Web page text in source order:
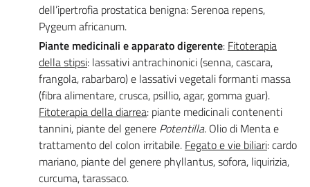
dell’ipertrofia prostatica benigna: Serenoa repens,
Pygeum africanum.
Piante medicinali e apparato digerente: Fitoterapia
della stipsi: lassativi antrachinonici (senna, cascara,
frangola, rabarbaro) e lassativi vegetali formanti massa
(fibra alimentare, crusca, psillio, agar, gomma guar).
Fitoterapia della diarrea: piante medicinali contenenti
tannini, piante del genere Potentilla. Olio di Menta e
trattamento del colon irritabile. Fegato e vie biliari: cardo
mariano, piante del genere phyllantus, sofora, liquirizia,
curcuma, tarassaco.